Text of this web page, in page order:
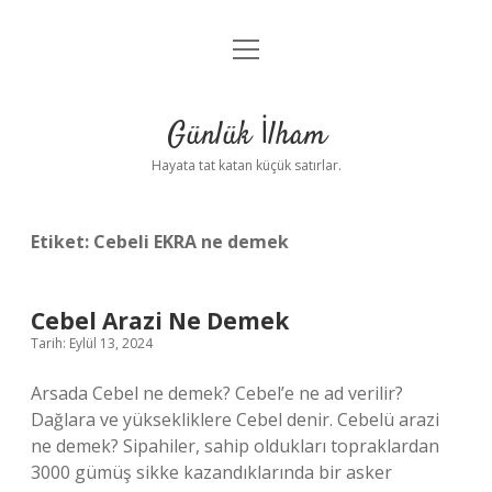
Anasayfa
Yasal Uyarı
menüyü
Günlük İlham
Hayata tat katan küçük satırlar.
Etiket: Cebeli EKRA ne demek
Cebel Arazi Ne Demek
Tarih: Eylül 13, 2024
Arsada Cebel ne demek? Cebel’e ne ad verilir?
Dağlara ve yüksekliklere Cebel denir. Cebelü arazi
ne demek? Sipahiler, sahip oldukları topraklardan
3000 gümüş sikke kazandıklarında bir asker